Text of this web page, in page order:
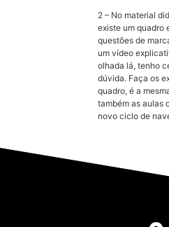
2 – No material
existe um quadro
questões de
um vídeo
olhada lá, tenho
dúvida. Faça os
quadro, é a
também as aulas
novo ciclo de